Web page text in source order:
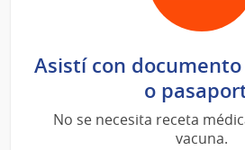
Asistí con
o
No se necesita receta
vacuna.